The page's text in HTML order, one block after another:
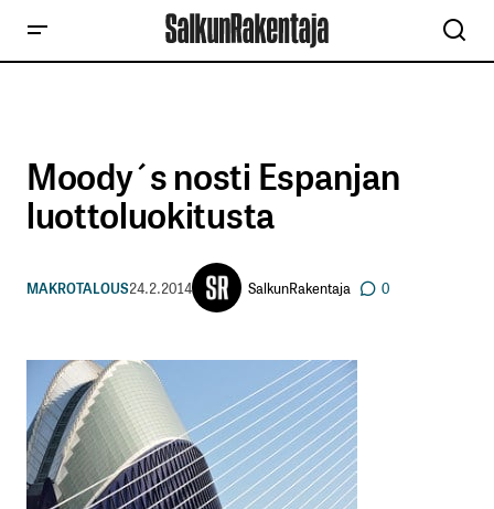
Moody´s nosti Espanjan
luottoluokitusta
MAKROTALOUS24.2.2014 SalkunRakentaja 0